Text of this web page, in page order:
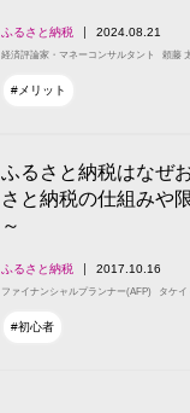
ふるさと納税 2024.08.21
経済評論家・マネーコンサルタント 頼藤
#メリット
ふるさと納税はなぜ
さと納税の仕組みや
～
ふるさと納税 2017.10.16
ファイナンシャルプランナー(AFP) タケイ
#初心者